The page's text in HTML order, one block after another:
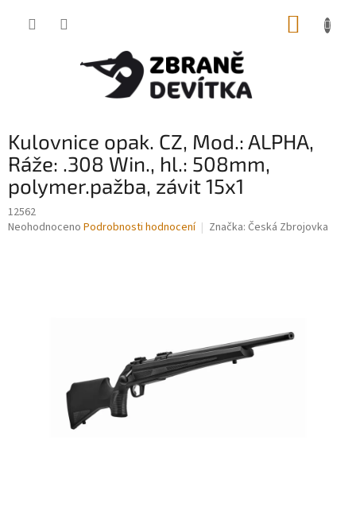
Kulovnice opak. CZ, Mod.: ALPHA,
Ráže: .308 Win., hl.: 508mm,
polymer.pažba, závit 15x1
12562
Průměrné
Neohodnoceno Podrobnosti hodnocení Značka: Česká Zbrojovka